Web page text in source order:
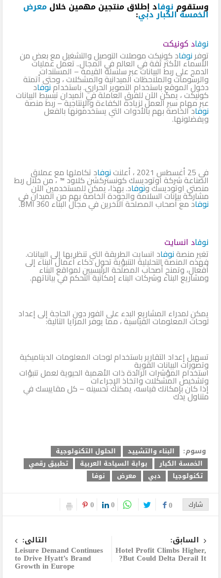
وستقوم نوفاد إطلاق منتجين مهمين خلالمعرض
الخمسة الكباردبي:
نوفاد كونيكت
توفر نوفاد كونيكت موصلات التوصيل والتشغيل مع بعض من
الأسماء الأكثر ثقة في العالم في المجال.. تعمل عمليات
الدمج على ربط البيانات عبر سلسلة القيمة – المستندات
والرسومات والملاحظات الميدانية والمشكلات ، وحتى أتمتة
دخول الموقع باستخدام التصوير الحراري. باستخدامنوفاد
كونيكت ، يمكن الآن للفرق العاملة في الميدان تبسيط البيانات
عبر مهام سير العمل لزيادة الكفاءة والإنتاجية – ربط منصة
نوفاد الخاصة بهم بالأدوات التي يستخدمونها بالفعل
ويفضلونها.
في 25 أغسطس 2021 ، أعلنت نوفاد تكاملها مع عملاق
الصناعة شركة اوتوديسك كونستركشن كلاود ™ ، من خلال ربط
منصتي اوتوديسك ونوفاد. بهذا، يمكن للمستخدمين الآن
مشاركة بيانات السلامة والجودة الخاصة بهم من الميدان في
نوفاد مع أصحاب المصلحة الآخرين في مجال البناء BMI 360.
نوفاد انسايت
تغير منصةنوفاد انسايت الطريقة التي تنظر بها إلى البيانات.
فهذه المنصة التحليلية التنبؤية تحول ذكاء أعمال البناء إلى
أفعال، وتمنح أصحاب المصلحة الرئيسيين لمواقع البناء
ومشاريع البناء وشركات البناء إمكانية التحكم في بياناتهم.
يمكن لمدراء المشاريع البدء على الفور دون الحاجة إلى إعداد
لوحات المعلومات القياسية ، مما يوفر المزايا التالية:
تسهيل إعداد التقارير باستخدام لوحات المعلومات الديناميكية
وتصورات البيانات القوية
استخدام المؤشرات الرائدة ذات الأهمية الحيوية لعمل تنبؤات
وتشخيص المشكلات واتخاذ الإجراءات
إذا كان بإمكانك قياسه، يمكنك تحسينه – كل مقاييسك في
متناول يدك
وسوم: البناء والتشييد
الحلول التكنولوجية
الخمسة الكبار
بوابة السياحة العربية
تطبيق رقمي
تكنولوجيا
دبي معرض نوفا
شارك 0
0
0
السابق:
Hotel Profit Climbs Higher,
But Could Delta Derail It?
التالى:
Leisure Demand Continues
to Drive Hyatt’s Brand
Growth in Europe